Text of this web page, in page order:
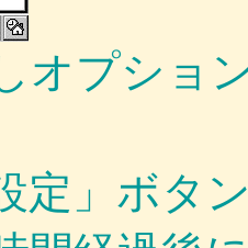
オプショ
定」ボタ